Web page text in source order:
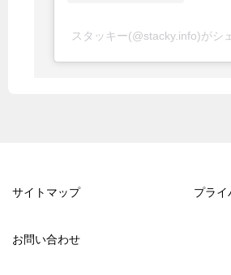
スタッキー(@stacky.info)がシ
サイトマップ プライ
お問い合わせ